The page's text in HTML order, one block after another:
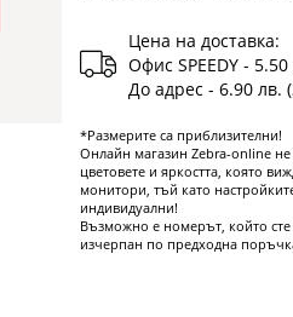
Цена на доставка:
Офис SPEEDY -
До адрес - 6.90 лв.
*Размерите са приблизителни!
Онлайн магазин Zebra-online не
цветовете и яркостта, която
монитори, тъй като
индивидуални!
Възможно е номерът, който
изчерпан по предходна